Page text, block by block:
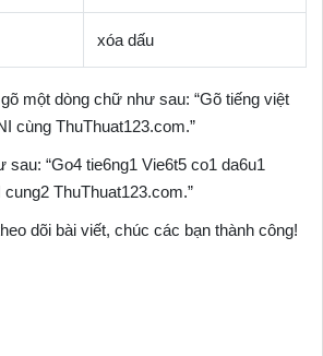
xóa dấu
một dòng chữ như sau: “Gõ tiếng việt
cùng ThuThuat123.com.”
sau: “Go4 tie6ng1 Vie6t5 co1 da6u1
ThuThuat123.com.”
dõi bài viết, chúc các bạn thành công!